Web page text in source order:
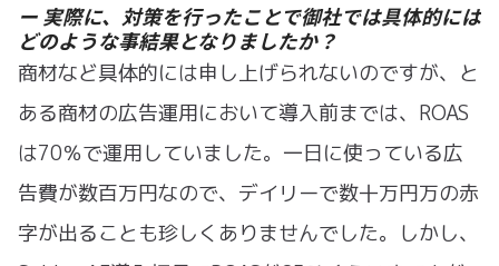
ー 実際に、対策を行ったことで御社では具体的には
どのような事結果となりましたか？
商材など具体的には申し上げられないのですが、と
ある商材の広告運用において導入前までは、ROAS
は70％で運用していました。一日に使っている広
告費が数百万円なので、デイリーで数十万円万の赤
字が出ることも珍しくありませんでした。しかし、